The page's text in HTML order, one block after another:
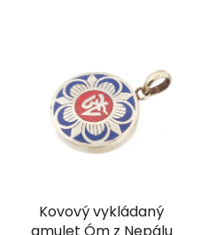
Kovový vykládaný